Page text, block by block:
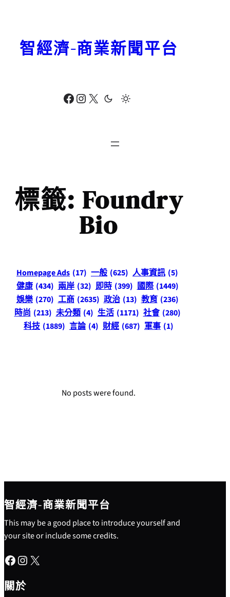
Facebook Instagram X
智經濟-商業新聞平台
標籤: Foundry
Bio
Homepage Ads (17) 一般 (625) 人事資訊 (5)
健康 (434) 兩岸 (32) 即時 (399) 國際 (1449)
娛樂 (270) 工商 (2635) 政治 (13) 教育 (236)
時尚 (213) 未分類 (4) 生活 (1171) 社會 (280)
科技 (1889) 言論 (4) 財經 (687) 軍事 (1)
No posts were found.
智經濟-商業新聞平台
This may be a good place to introduce yourself and
your site or include some credits.
Facebook Instagram X
關於